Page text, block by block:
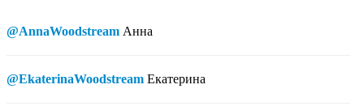
@AnnaWoodstream Анна
@EkaterinaWoodstream Екатерина